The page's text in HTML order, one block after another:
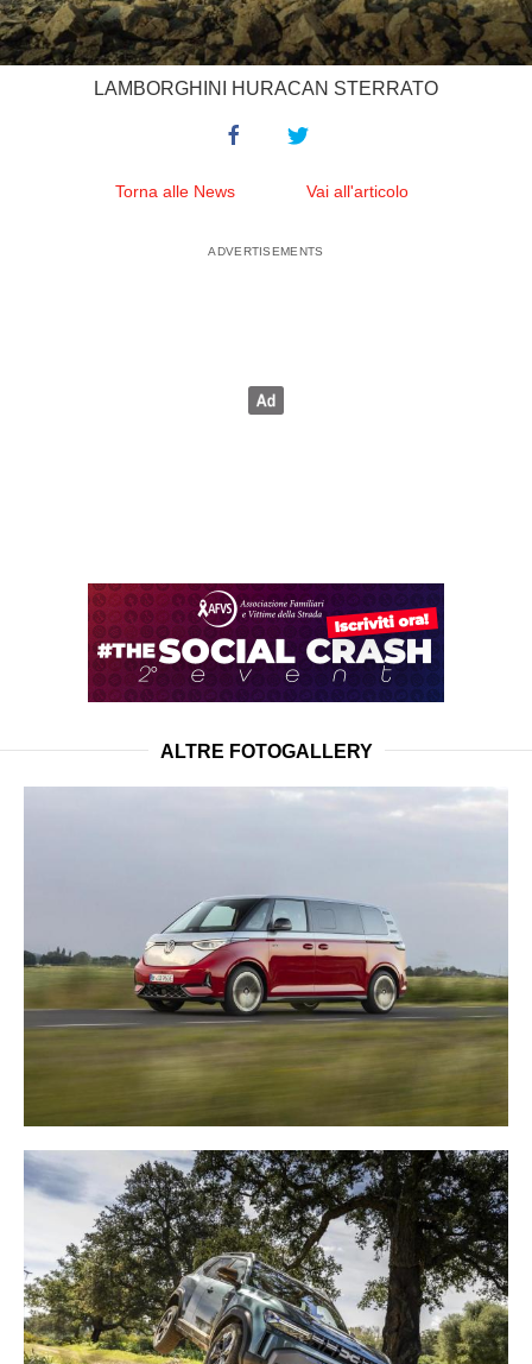
LAMBORGHINI HURACAN STERRATO
Torna alle News Vai all'articolo
ALTRE FOTOGALLERY